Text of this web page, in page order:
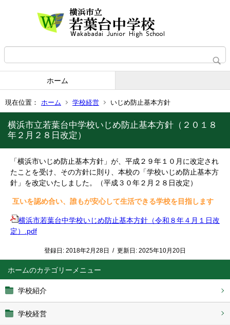
ホーム
現在位置： ホーム 学校経営 いじめ防止基本方針
ホーム
学校紹介
学校経営
横浜市立若葉台中学校いじめ防止基本方針（２０１８
年２月２８日改定）
「横浜市いじめ防止基本方針」が、平成２９年１０月に改定され
たことを受け、その方針に則り、本校の「学校いじめ防止基本方
針」を改定いたしました。（平成３０年２月２８日改定）
互いを認め合い、誰もが安心して生活できる学校を目指します
横浜市若葉台中学校いじめ防止基本方針（令和８年４月１日改
定）.pdf
登録日: 2018年2月28日 / 更新日: 2025年10月20日